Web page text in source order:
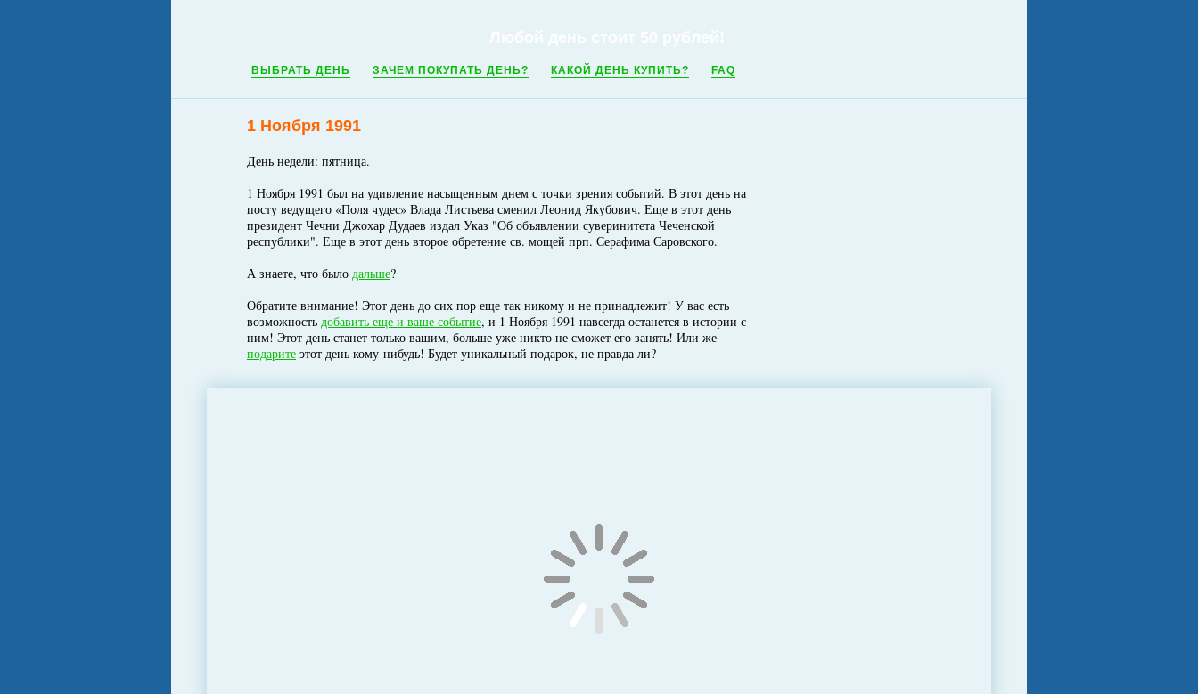
ВЫБРАТЬ ДЕНЬ ЗАЧЕМ ПОКУПАТЬ ДЕНЬ? КАКОЙ ДЕНЬ КУПИТЬ? FAQ
1 Ноября 1991
День недели: пятница.
1 Ноября 1991 был на удивление насыщенным днем с точки зрения событий. В этот день на
посту ведущего «Поля чудес» Влада Листьева сменил Леонид Якубович. Еще в этот день
президент Чечни Джохар Дудаев издал Указ "Об объявлении суверинитета Чеченской
республики". Еще в этот день второе обретение св. мощей прп. Серафима Саровского.
А знаете, что было дальше?
Обратите внимание! Этот день до сих пор еще так никому и не принадлежит! У вас есть
возможность добавить еще и ваше событие, и 1 Ноября 1991 навсегда останется в истории с
ним! Этот день станет только вашим, больше уже никто не сможет его занять! Или же
подарите этот день кому-нибудь! Будет уникальный подарок, не правда ли?